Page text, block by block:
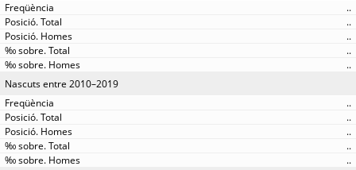
..
..
..
..
..
Nascuts entre 2010–2019
..
..
..
..
..